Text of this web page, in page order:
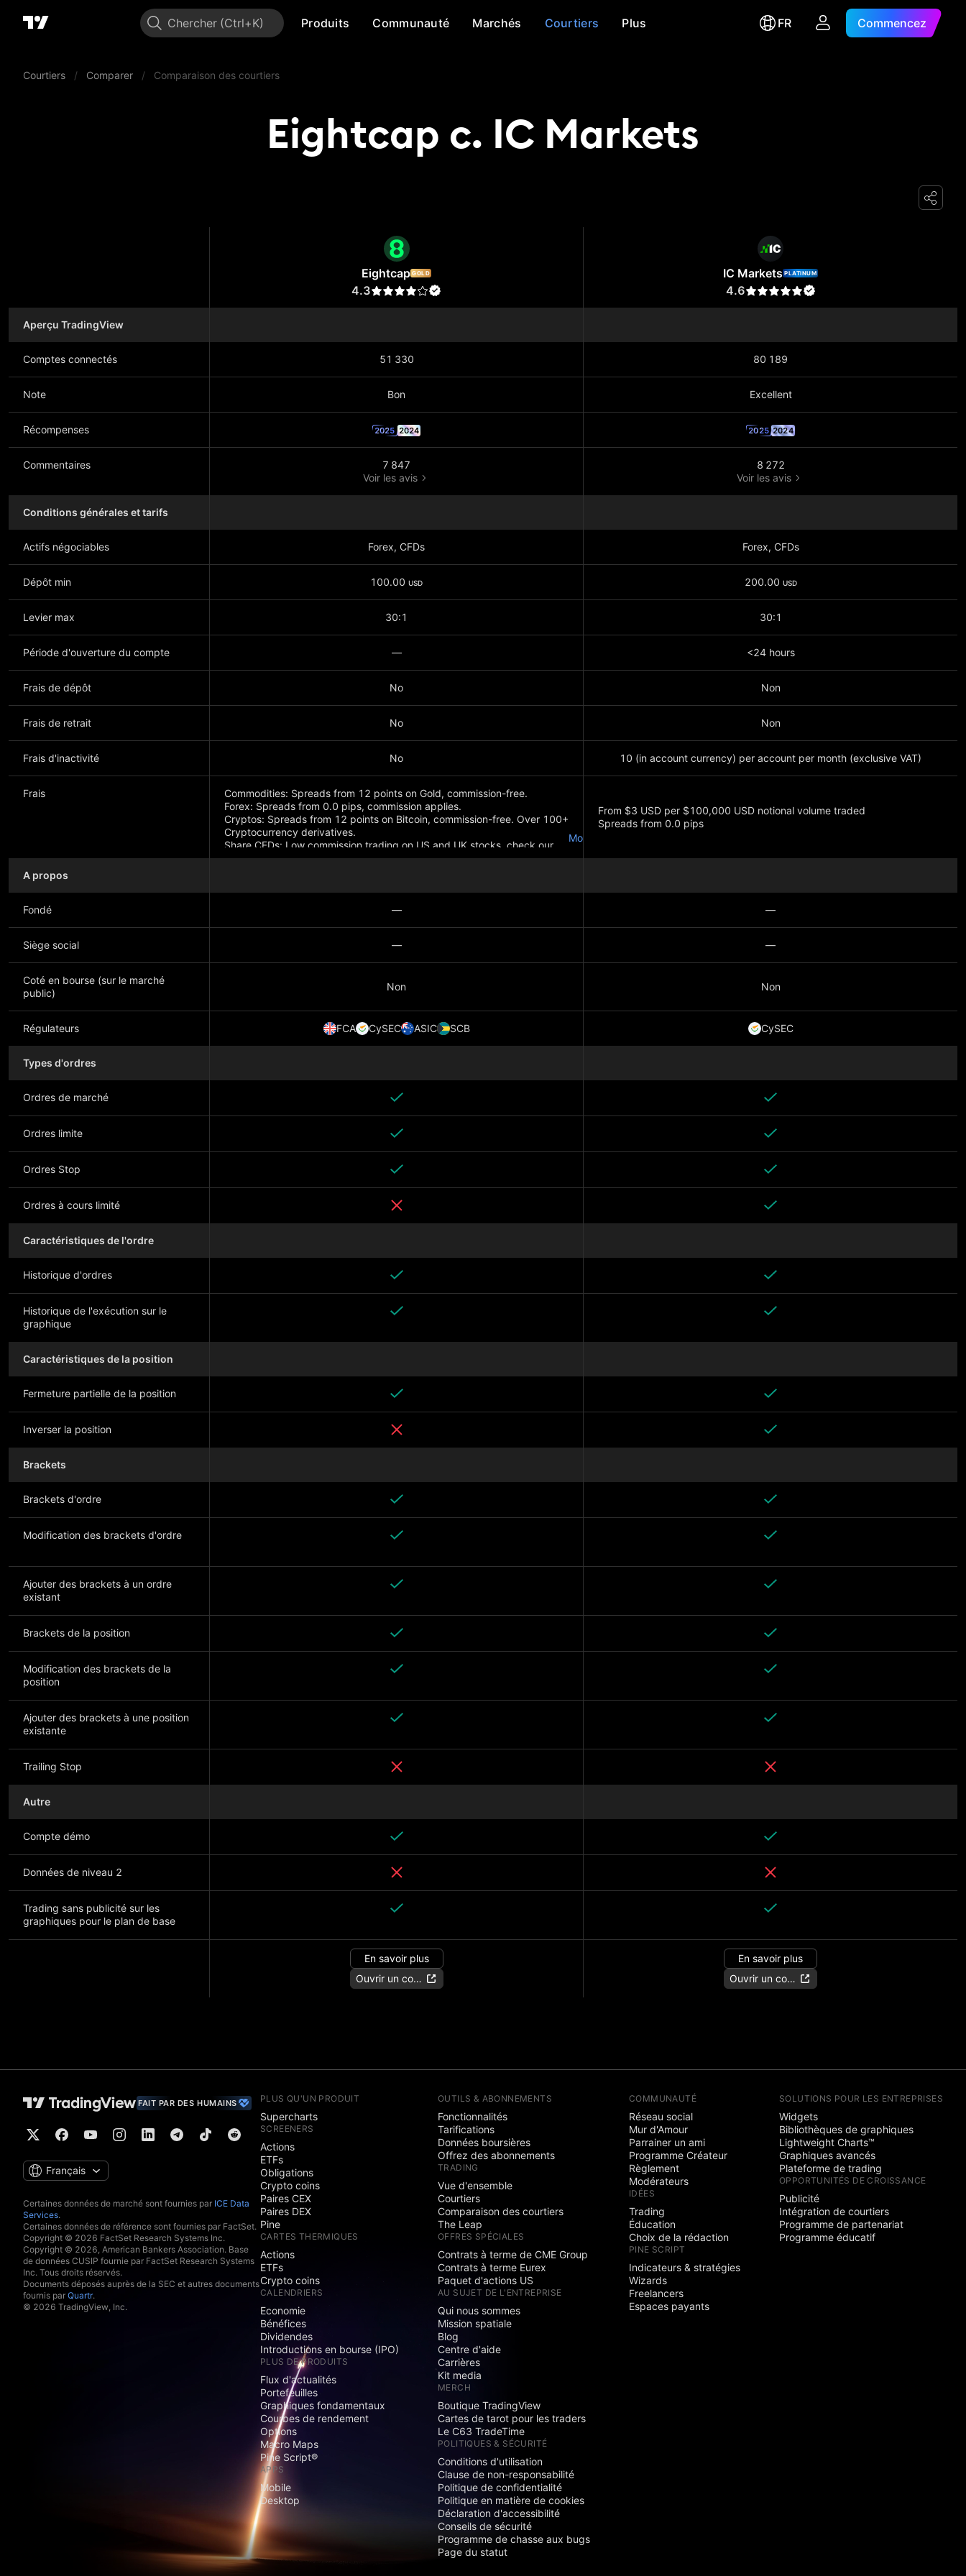
Chercher Produits Communauté Marchés Courtiers Plus FR Commencez
Courtiers / Comparer / Comparaison des courtiers
Eightcap c. IC Markets
Eightcap GOLD
4.3
IC Markets PLATINUM
4.6
Aperçu TradingView
Comptes connectés 51 330 80 189
Note Bon Excellent
Récompenses 2025 2024 2025 2024
Commentaires
7 847
Voir les avis
8 272
Voir les avis
Conditions générales et tarifs
Actifs négociables Forex, CFDs Forex, CFDs
Dépôt min 100.00 USD 200.00 USD
Levier max 30:1 30:1
Période d'ouverture du compte — <24 hours
Frais de dépôt No Non
Frais de retrait No Non
Frais d'inactivité No 10 (in account currency) per account per month (exclusive VAT)
Frais
Commodities: Spreads from 12 points on Gold, commission-free.
Forex: Spreads from 0.0 pips, commission applies.
Cryptos: Spreads from 12 points on Bitcoin, commission-free. Over 100+
Cryptocurrency derivatives.
Share CFDs: Low commission trading on US and UK stocks, check our
website for info.
Montrer plus
From $3 USD per $100,000 USD notional volume traded
Spreads from 0.0 pips
A propos
Fondé — —
Siège social — —
Coté en bourse (sur le marché
public)
Non Non
Régulateurs FCA CySEC ASIC SCB CySEC
Types d'ordres
Ordres de marché
Ordres limite
Ordres Stop
Ordres à cours limité
Caractéristiques de l'ordre
Historique d'ordres
Historique de l'exécution sur le
graphique
Caractéristiques de la position
Fermeture partielle de la position
Inverser la position
Brackets
Brackets d'ordre
Modification des brackets d'ordre
Ajouter des brackets à un ordre
existant
Brackets de la position
Modification des brackets de la
position
Ajouter des brackets à une position
existante
Trailing Stop
Autre
Compte démo
Données de niveau 2
Trading sans publicité sur les
graphiques pour le plan de base
En savoir plus
Ouvrir un compte
En savoir plus
Ouvrir un compte
FAIT PAR DES HUMAINS
Français
Certaines données de marché sont fournies par ICE Data
Services.
Certaines données de référence sont fournies par FactSet.
Copyright © 2026 FactSet Research Systems Inc.
Copyright © 2026, American Bankers Association. Base
de données CUSIP fournie par FactSet Research Systems
Inc. Tous droits réservés.
Documents déposés auprès de la SEC et autres documents
fournis par Quartr.
© 2026 TradingView, Inc.
PLUS QU'UN PRODUIT
Supercharts
SCREENERS
Actions
ETFs
Obligations
Crypto coins
Paires CEX
Paires DEX
Pine
CARTES THERMIQUES
Actions
ETFs
Crypto coins
CALENDRIERS
Economie
Bénéfices
Dividendes
Introductions en bourse (IPO)
PLUS DE PRODUITS
Flux d'actualités
Portefeuilles
Graphiques fondamentaux
Courbes de rendement
Options
Macro Maps
Pine Script®
APPS
Mobile
Desktop
OUTILS & ABONNEMENTS
Fonctionnalités
Tarifications
Données boursières
Offrez des abonnements
TRADING
Vue d'ensemble
Courtiers
Comparaison des courtiers
The Leap
OFFRES SPÉCIALES
Contrats à terme de CME Group
Contrats à terme Eurex
Paquet d'actions US
AU SUJET DE L'ENTREPRISE
Qui nous sommes
Mission spatiale
Blog
Centre d'aide
Carrières
Kit media
MERCH
Boutique TradingView
Cartes de tarot pour les traders
Le C63 TradeTime
POLITIQUES & SÉCURITÉ
Conditions d'utilisation
Clause de non-responsabilité
Politique de confidentialité
Politique en matière de cookies
Déclaration d'accessibilité
Conseils de sécurité
Programme de chasse aux bugs
Page du statut
COMMUNAUTÉ
Réseau social
Mur d'Amour
Parrainer un ami
Programme Créateur
Règlement
Modérateurs
IDÉES
Trading
Éducation
Choix de la rédaction
PINE SCRIPT
Indicateurs & stratégies
Wizards
Freelancers
Espaces payants
SOLUTIONS POUR LES ENTREPRISES
Widgets
Bibliothèques de graphiques
Lightweight Charts™
Graphiques avancés
Plateforme de trading
OPPORTUNITÉS DE CROISSANCE
Publicité
Intégration de courtiers
Programme de partenariat
Programme éducatif